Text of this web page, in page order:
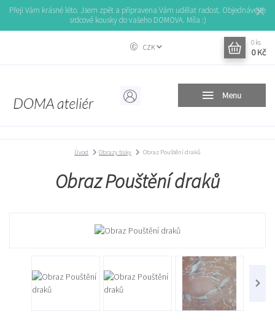
Přeji Vám krásné léto. Jsem zpět a připravena Vám udělat radost. Objednávejte
srdcové kousky do vašeho DOMOVA. Míla :)
Menu
CZK
0 ks
0 Kč
Úvod Obrazy tisky Obraz Pouštění draků
Obraz Pouštění draků